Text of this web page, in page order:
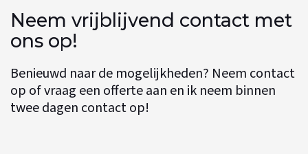
Neem vrijblijvend contact met
ons op!
Benieuwd naar de mogelijkheden? Neem contact
op of vraag een offerte aan en ik neem binnen
twee dagen contact op!